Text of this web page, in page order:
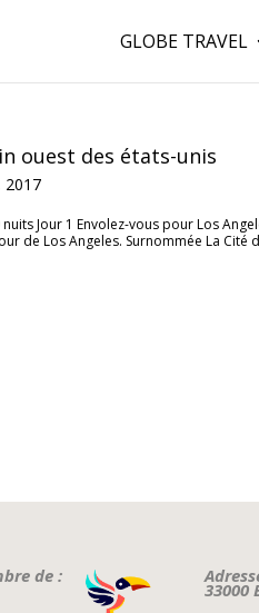
GLOBE TRAVEL
ouest des états-unis
2017
nuits Jour 1 Envolez-vous pour Los
de Los Angeles. Surnommée La
de :
33000